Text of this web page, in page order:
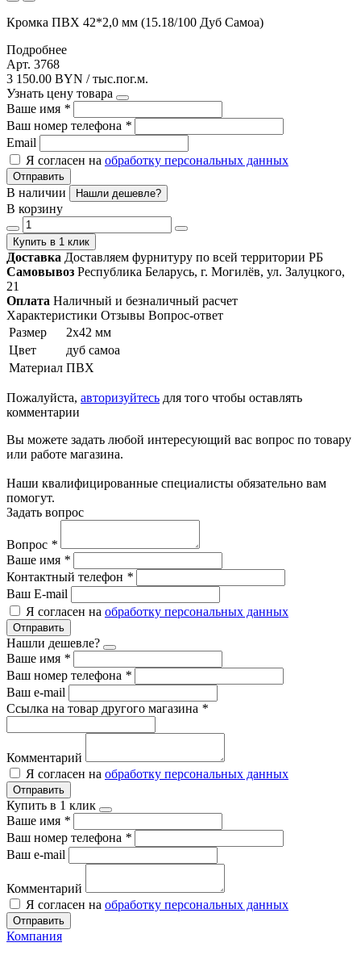
Кромка ПВХ 42*2,0 мм (15.18/100 Дуб Самоа)
Подробнее
Арт. 3768
3 150.00 BYN / тыс.пог.м.
Узнать цену товара
Ваше имя *
Ваш номер телефона *
Email
Я согласен на обработку персональных данных
Отправить
В наличии Нашли дешевле?
В корзину
Купить в 1 клик
Доставка Доставляем фурнитуру по всей территории РБ
Самовывоз Республика Беларусь, г. Могилёв, ул. Залуцкого,
21
Оплата Наличный и безналичный расчет
Характеристики Отзывы Вопрос-ответ
Размер
2х42 мм
Цвет
дуб самоа
Материал ПВХ
Пожалуйста, авторизуйтесь для того чтобы оставлять
комментарии
Вы можете задать любой интересующий вас вопрос по товару
или работе магазина.
Наши квалифицированные специалисты обязательно вам
помогут.
Задать вопрос
Вопрос *
Ваше имя *
Контактный телефон *
Ваш E-mail
Я согласен на обработку персональных данных
Отправить
Нашли дешевле?
Ваше имя *
Ваш номер телефона *
Ваш e-mail
Ссылка на товар другого магазина *
Комментарий
Я согласен на обработку персональных данных
Отправить
Купить в 1 клик
Ваше имя *
Ваш номер телефона *
Ваш e-mail
Комментарий
Я согласен на обработку персональных данных
Отправить
Компания